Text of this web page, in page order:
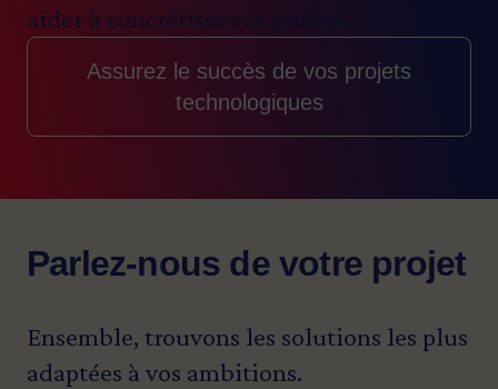
dans le cadre du programme
Certaines conditions
aider à concrétiser vos projets.
Assurez le succès de vos projets
technologiques
Parlez-nous de votre projet
Ensemble, trouvons les solutions les plus
adaptées à vos ambitions.